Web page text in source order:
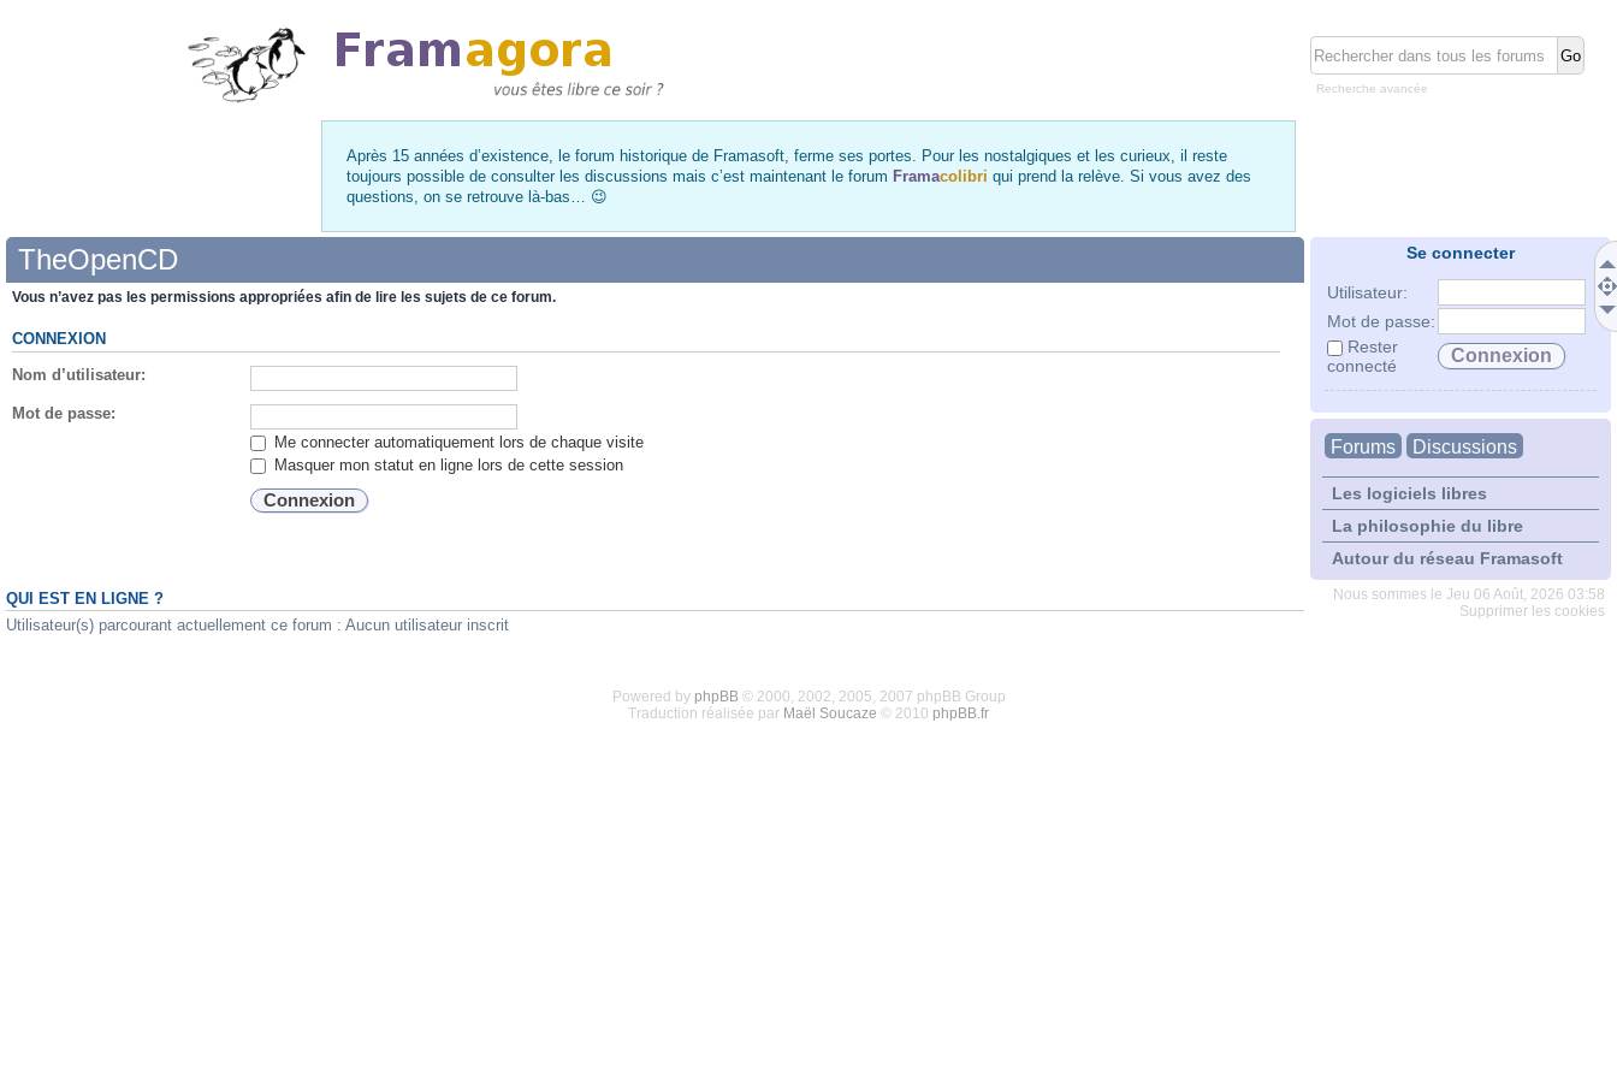
Recherche avancée
Après 15 années d’existence, le forum historique de Framasoft, ferme ses portes. Pour les nostalgiques et les curieux, il reste
toujours possible de consulter les discussions mais c’est maintenant le forum Framacolibri qui prend la relève. Si vous avez des
questions, on se retrouve là-bas… 😉
Se connecter
Utilisateur:
Mot de passe:
Rester
connecté
Forums Discussions
Les logiciels libres
La philosophie du libre
Autour du réseau Framasoft
Nous sommes le Jeu 06 Août, 2026 03:58
Supprimer les cookies
TheOpenCD
Vous n’avez pas les permissions appropriées afin de lire les sujets de ce forum.
CONNEXION
Nom d’utilisateur:
Mot de passe:
Me connecter automatiquement lors de chaque visite
Masquer mon statut en ligne lors de cette session
QUI EST EN LIGNE ?
Utilisateur(s) parcourant actuellement ce forum : Aucun utilisateur inscrit
Powered by phpBB© 2000, 2002, 2005, 2007 phpBB Group
Traduction réalisée par Maël Soucaze © 2010 phpBB.fr